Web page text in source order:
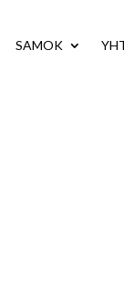
SAMOK